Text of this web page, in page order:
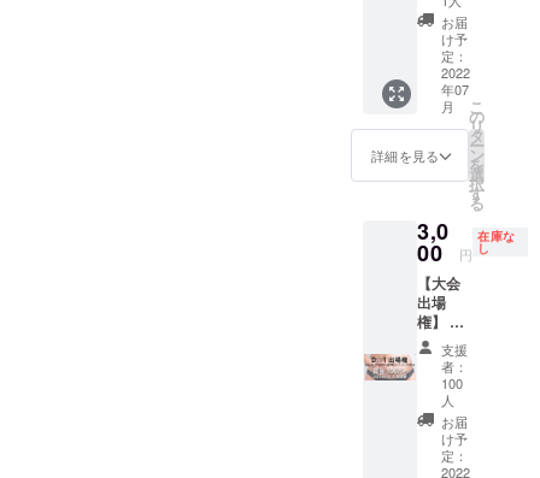
店 ・一
般社団
法人国
際リン
パディ
メール
協会 ・
スhug
ミュー
詳しい
プロ
フィー
ルを見
る
▽▽▽
https://
aiaiaiai
ai0305a
iai.wixsi
te.com/
food-
lab/pro
プラッ
フォー
ムを利
用した
履行と
なりま
す。
きま
す。
【内
容】 ・
支援者
様企業
のチラ
シを制
作しま
す。 ・
日受付
にて支
援者様
のチラ
シを配
布いた
しま
す。 ※
出来上
がった
チラシ
を事務
局まで
にて
ファイ
ナリス
ト7人か
ら3人に
絞る大
役を務
めてい
ただき
ます！
査員は
全員で8
名 【内
容】 ・
当日は
特別審
査員席
をご用
意いた
しま
す。 ・
各ファ
イナリ
お届
け予
定：
2022
年07
月
詳細を見る
こ
の
リ
タ
ー
ン
を
選
択
す
る
3,0
00 円
在庫な
し
【大会
出場
権】 ダ
イエッ
ト大会
に出場
できま
す。
【内
容】 ・
支援
者：
100
人
お届
け予
定：
2022